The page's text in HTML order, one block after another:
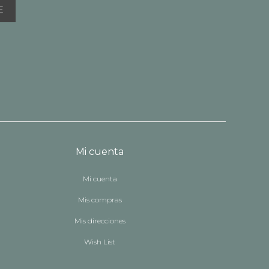
Mi cuenta
Mi cuenta
Mis compras
Mis direcciones
Wish List